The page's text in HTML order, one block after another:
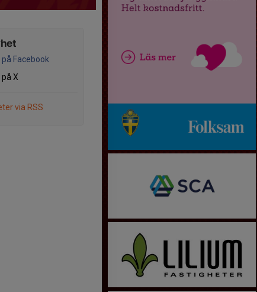
på Facebook
på X
via RSS